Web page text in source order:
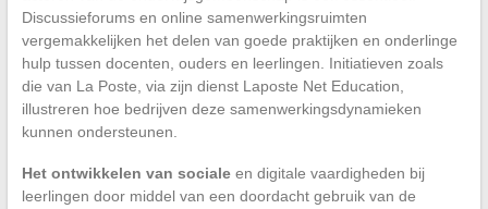
Discussieforums en online samenwerkingsruimten
vergemakkelijken het delen van goede praktijken en onderlinge
hulp tussen docenten, ouders en leerlingen. Initiatieven zoals
die van La Poste, via zijn dienst Laposte Net Education,
illustreren hoe bedrijven deze samenwerkingsdynamieken
kunnen ondersteunen.
Het ontwikkelen van socialeen digitale vaardigheden bij
leerlingen door middel van een doordacht gebruik van de